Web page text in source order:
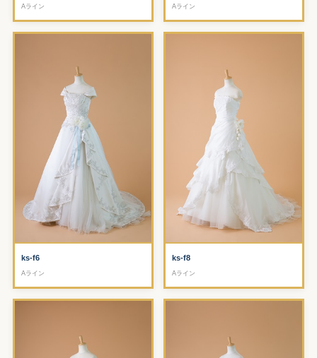
Aライン Aライン
ks-f6
Aライン
ks-f8
Aライン